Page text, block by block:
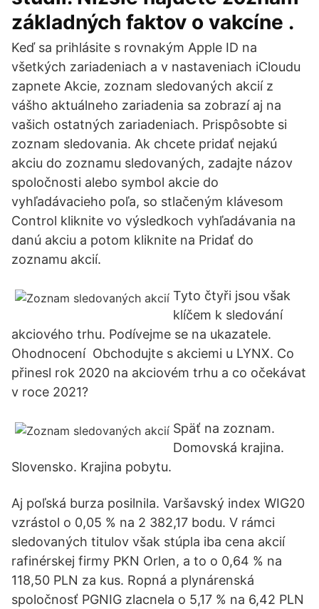
základných faktov o vakcíne .
Keď sa prihlásite s rovnakým Apple ID na
všetkých zariadeniach a v nastaveniach iCloudu
zapnete Akcie, zoznam sledovaných akcií z
vášho aktuálneho zariadenia sa zobrazí aj na
vašich ostatných zariadeniach. Prispôsobte si
zoznam sledovania. Ak chcete pridať nejakú
akciu do zoznamu sledovaných, zadajte názov
spoločnosti alebo symbol akcie do
vyhľadávacieho poľa, so stlačeným klávesom
Control kliknite vo výsledkoch vyhľadávania na
danú akciu a potom kliknite na Pridať do
zoznamu akcií.
Tyto čtyři jsou však
klíčem k sledování
akciového trhu. Podívejme se na ukazatele.
Ohodnocení Obchodujte s akciemi u LYNX. Co
přinesl rok 2020 na akciovém trhu a co očekávat
v roce 2021?
Späť na zoznam.
Domovská krajina.
Slovensko. Krajina pobytu.
Aj poľská burza posilnila. Varšavský index WIG20
vzrástol o 0,05 % na 2 382,17 bodu. V rámci
sledovaných titulov však stúpla iba cena akcií
rafinérskej firmy PKN Orlen, a to o 0,64 % na
118,50 PLN za kus. Ropná a plynárenská
spoločnosť PGNIG zlacnela o 5,17 % na 6,42 PLN